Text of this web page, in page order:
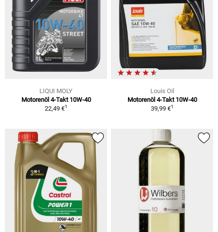
LIQUI MOLY
Motorenöl 4-Takt 10W-40
22,49 €1
Louis Oil
Motorenöl 4-Takt 10W-40
39,99 €1